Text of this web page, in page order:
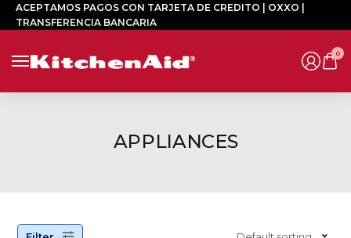
ACEPTAMOS PAGOS CON TARJETA DE CREDITO | OXXO |
TRANSFERENCIA BANCARIA
0
APPLIANCES